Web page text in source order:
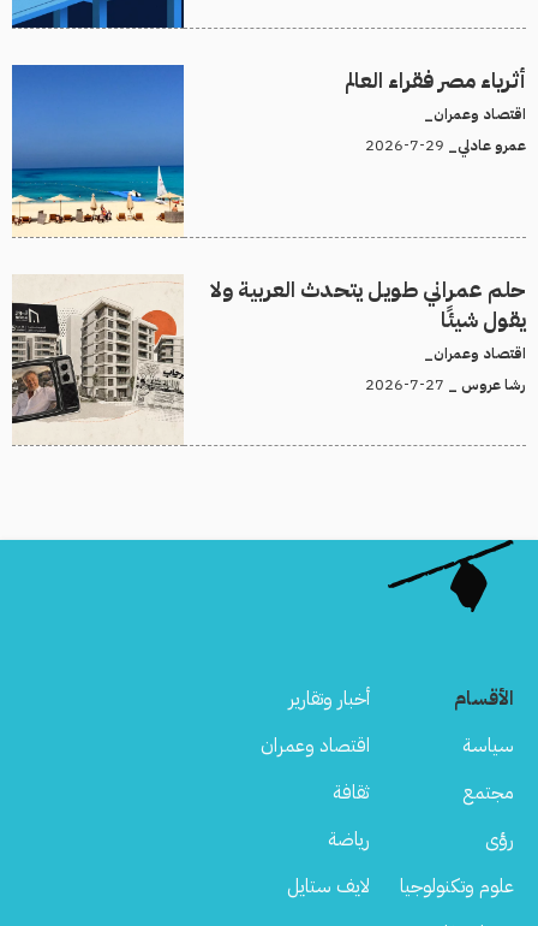
أثرياء مصر فقراء العالم
اقتصاد وعمران_
عمرو عادلي_
حلم عمراني طويل يتحدث العربية ولا
يقول شيئًا
اقتصاد وعمران_
رشا عروس _
الأقسام
أخبار وتقارير
سياسة
اقتصاد وعمران
مجتمع
ثقافة
رؤى
رياضة
علوم وتكنولوجيا
لايف ستايل